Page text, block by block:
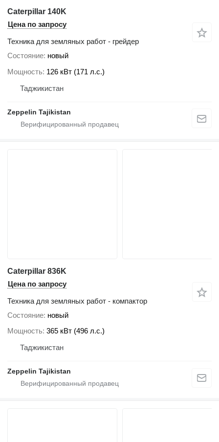
Caterpillar 140K
Цена по запросу
Техника для земляных работ - грейдер
Состояние новый
Мощность 126 кВт (171 л.с.)
Таджикистан
Zeppelin Tajikistan
Caterpillar 836K
Цена по запросу
Техника для земляных работ - компактор
Состояние новый
Мощность 365 кВт (496 л.с.)
Таджикистан
Zeppelin Tajikistan